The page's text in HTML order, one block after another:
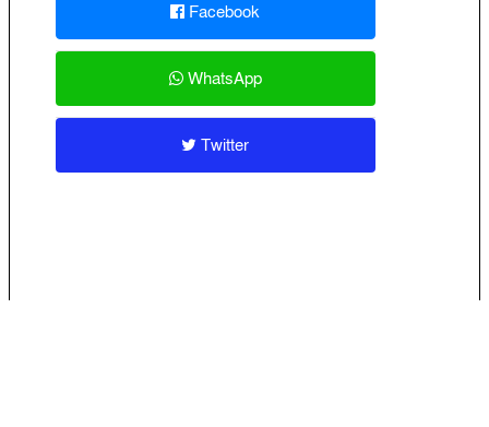
Facebook
WhatsApp
Twitter